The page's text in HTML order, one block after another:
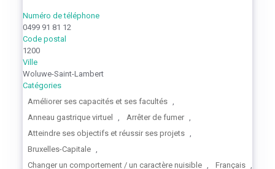
Numéro de téléphone
0499 91 81 12
Code postal
1200
Ville
Woluwe-Saint-Lambert
Catégories
Améliorer ses capacités et ses facultés ,
Anneau gastrique virtuel
, Arrêter de fumer ,
Atteindre ses objectifs et réussir ses projets ,
Bruxelles-Capitale ,
Changer un comportement / un caractère nuisible , Français ,